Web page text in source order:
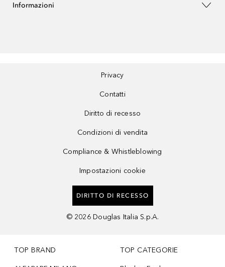
Informazioni
Privacy
Contatti
Diritto di recesso
Condizioni di vendita
Compliance & Whistleblowing
Impostazioni cookie
DIRITTO DI RECESSO
© 2026 Douglas Italia S.p.A.
TOP BRAND TOP CATEGORIE